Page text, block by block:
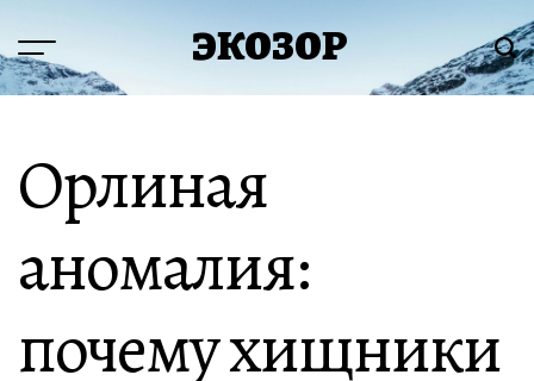
содержимому
Меню ЭКОЗОР
Орлиная
аномалия:
почему хищники